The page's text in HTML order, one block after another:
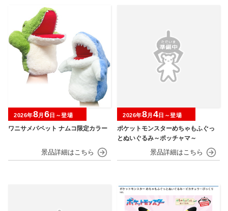
ワニサメパペット ナムコ限定カラー
2026年8月 6 日～登場
ポケットモンスターめちゃもふぐっ
とぬいぐるみ～ポッチャマ～
2026年8月 4 日～登場